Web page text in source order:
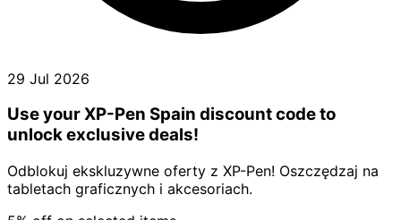
29 Jul 2026
Use your XP-Pen Spain discount code to
unlock exclusive deals!
Odblokuj ekskluzywne oferty z XP-Pen! Oszczędzaj na
tabletach graficznych i akcesoriach.